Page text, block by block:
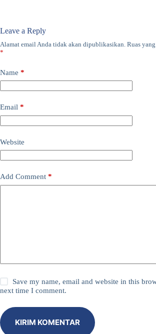
Leave a Reply
Alamat email Anda tidak akan dipublikasikan. Ruas
*
Name *
Email *
Website
Add Comment *
Save my name, email and website in this
next time I comment.
KIRIM KOMENTAR